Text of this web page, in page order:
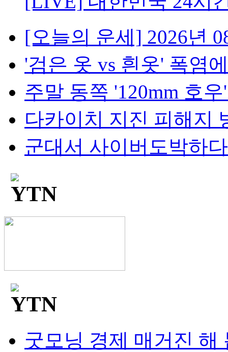
[오늘의 운세] 2026년
'검은 옷 vs 흰옷' 폭염
주말 동쪽 '120mm 호
다카이치 지진 피해지
군대서 사이버도박하
굿모닝 경제 매거진 해